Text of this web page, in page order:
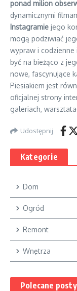
ponad milion
dynamicznymi
Instagramie jego
mogą podziwiać
wypraw i codzienne
być na bieżąco z
nowe, fascynujące
Piesiakiem jest
oficjalnej strony
galeriach,
Udostępnij
Kategorie
Dom
Ogród
Remont
Wnętrza
Polecane posty